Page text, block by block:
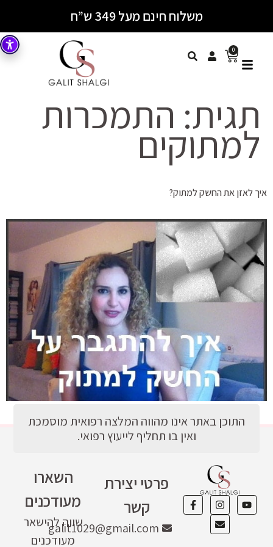
משלוח חינם מעל 349 ש”ח
0
תגית: התמכרות
למתוקים
איך לאזן את החשק למתוק?
פרטי יצירת
קשר
galit1029@gmail.com
השארו
מעודכנים
שווה להישאר
מעודכנים
התוכן באתר אינו מהווה המלצה רפואית מוסמכת
ואין בו תחליף לייעוץ רפואי.